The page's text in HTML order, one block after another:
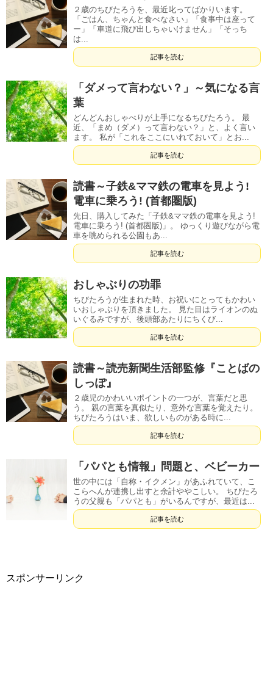
２歳のちびたろうを、最近叱ってばかりいます。
「ごはん、ちゃんと食べなさい」「食事中は座って
ー」「車道に飛び出しちゃいけません」「そっち
は...
記事を読む
「ダメって言わない？」～気になる言
葉
どんどんおしゃべりが上手になるちびたろう。 最
近、「まめ（ダメ）って言わない？」と、よく言い
ます。 私が「これをここにいれておいて」とお...
記事を読む
読書～子鉄&ママ鉄の電車を見よう!
電車に乗ろう! (首都圏版)
先日、購入してみた「子鉄&ママ鉄の電車を見よう!
電車に乗ろう! (首都圏版)」。 ゆっくり遊びながら電
車を眺められる公園もあ...
記事を読む
おしゃぶりの功罪
ちびたろうが生まれた時、お祝いにとってもかわい
いおしゃぶりを頂きました。 見た目はライオンのぬ
いぐるみですが、後頭部あたりにちくび...
記事を読む
読書～読売新聞生活部監修『ことばの
しっぽ』
２歳児のかわいいポイントの一つが、言葉だと思
う。 親の言葉を真似たり、意外な言葉を覚えたり。
ちびたろうはいま、欲しいものがある時に...
記事を読む
「パパとも情報」問題と、ベビーカー
世の中には「自称・イクメン」があふれていて、こ
こらへんが連携し出すと余計ややこしい。 ちびたろ
うの父親も「パパとも」がいるんですが、最近は...
記事を読む
スポンサーリンク